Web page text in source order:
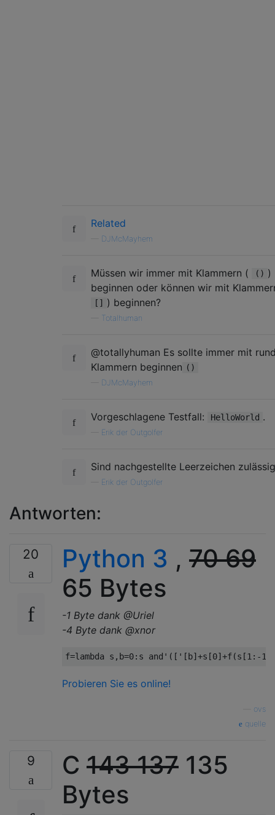
Related
DJMcMayhem
Müssen wir immer mit Klammern ( () )
beginnen oder können wir mit
[] ) beginnen?
Totalhuman
@totallyhuman Es sollte immer mit
Klammern beginnen ()
DJMcMayhem
Vorgeschlagene Testfall: HelloWorld .
Erik der Outgolfer
Sind nachgestellte Leerzeichen
Erik der Outgolfer
Antworten:
20 Python 3 , 7069
65 Bytes
-1 Byte dank @Uriel
-4 Byte dank @xnor
f=lambda s , b=0: s and '([' [ b]+s [0]+f(s [1 :-1
Probieren Sie es online!
ovs
quelle
9 C 143137 135
Bytes